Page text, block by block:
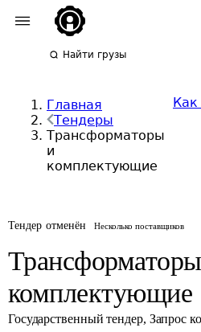
Найти грузы
Главная
Тендеры
Трансформаторы
и
комплектующие
Как
Тендер отменён Несколько поставщиков
комплектующие
Государственный тендер, Запрос